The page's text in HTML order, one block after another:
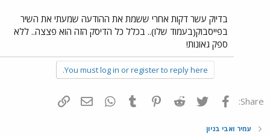
בדיוק עשר דקות אחרי ששמת את ההודעה שמעתי את השיר
בפייסבוק(בעמוד שלו).. בכלל כל הדיסק הזה הוא פצצה.. ללא
ספק גאונות!
You must log in or register to reply here.
Share: פייסבוק Twitter
Reddit
Pinterest
Tumblr
WhatsAppדואר אלקטרוני
עמיר ואבי בניון